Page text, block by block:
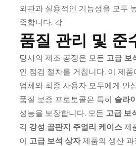
외관과 실용적인 기능성을 모두
족합니다. 각
품질 관리 및 준
당사의 제조 공정은 모든 고급 보
인 점검 절차를 거칩니다. 이 제
업체와 최종 사용자 모두에게 안
품질 보증 프로토콜은 특히 슬라
성능을 보장합니다. 모든 고급 보
각 강성 골판지 주얼리 케이스 제
이 고급 보석 상자제품의 생산